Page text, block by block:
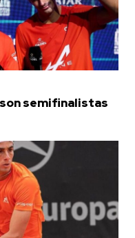
semifinalistas